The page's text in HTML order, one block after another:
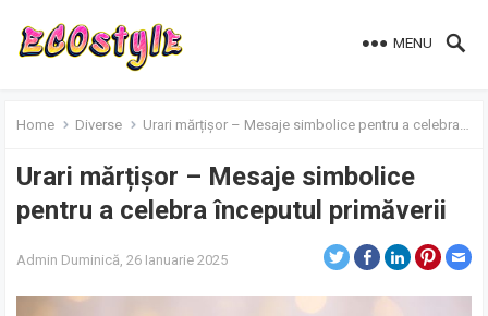
MENU
Home Diverse Urari mărțișor – Mesaje simbolice pentru a celebra începutul primăverii
Urari mărțișor – Mesaje simbolice
pentru a celebra începutul primăverii
Admin Duminică, 26 Ianuarie 2025